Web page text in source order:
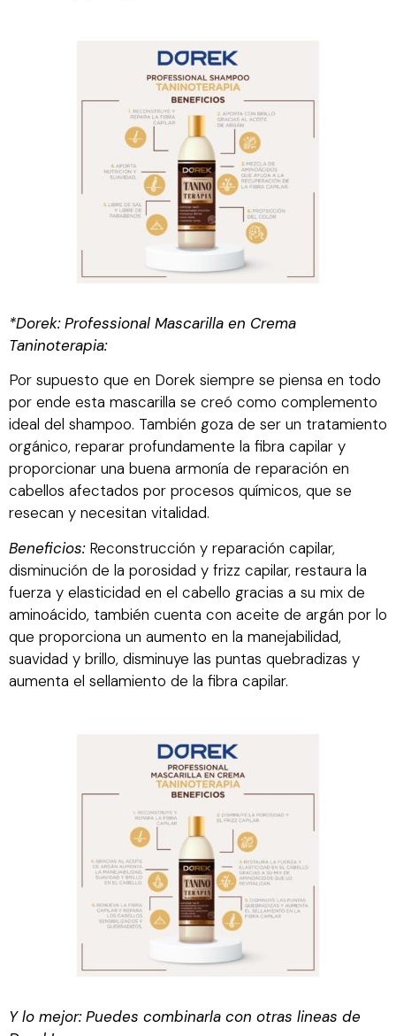
*Dorek: Professional Mascarilla en Crema
Taninoterapia:
Por supuesto que en Dorek siempre se piensa en todo
por ende esta mascarilla se creó como complemento
ideal del shampoo. También goza de ser un tratamiento
orgánico, reparar profundamente la fibra capilar y
proporcionar una buena armonía de reparación en
cabellos afectados por procesos químicos, que se
resecan y necesitan vitalidad.
Beneficios: Reconstrucción y reparación capilar,
disminución de la porosidad y frizz capilar, restaura la
fuerza y elasticidad en el cabello gracias a su mix de
aminoácido, también cuenta con aceite de argán por lo
que proporciona un aumento en la manejabilidad,
suavidad y brillo, disminuye las puntas quebradizas y
aumenta el sellamiento de la fibra capilar.
Y lo mejor: Puedes combinarla con otras lineas de